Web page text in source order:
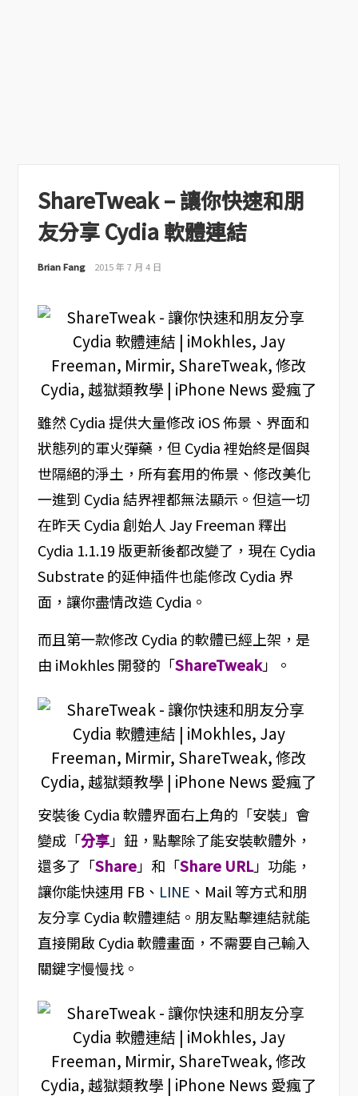
ShareTweak – 讓你快速和朋
友分享 Cydia 軟體連結
Brian Fang 2015 年 7 月 4 日
雖然 Cydia 提供大量修改 iOS 佈景、界面和
狀態列的軍火彈藥，但 Cydia 裡始終是個與
世隔絕的淨土，所有套用的佈景、修改美化
一進到 Cydia 結界裡都無法顯示。但這一切
在昨天 Cydia 創始人 Jay Freeman 釋出
Cydia 1.1.19 版更新後都改變了，現在 Cydia
Substrate 的延伸插件也能修改 Cydia 界
面，讓你盡情改造 Cydia。
而且第一款修改 Cydia 的軟體已經上架，是
由 iMokhles 開發的「ShareTweak」。
安裝後 Cydia 軟體界面右上角的「安裝」會
變成「分享」鈕，點擊除了能安裝軟體外，
還多了「Share」和「Share URL」功能，
讓你能快速用 FB、 LINE 、Mail 等方式和朋
友分享 Cydia 軟體連結。朋友點擊連結就能
直接開啟 Cydia 軟體畫面，不需要自己輸入
關鍵字慢慢找。